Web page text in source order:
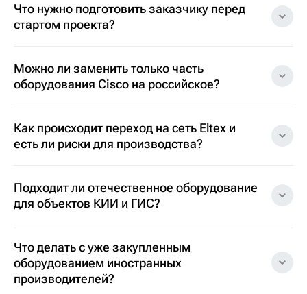
Что нужно подготовить заказчику перед
стартом проекта?
Можно ли заменить только часть
оборудования Cisco на российское?
Как происходит переход на сеть Eltex и
есть ли риски для производства?
Подходит ли отечественное оборудование
для объектов КИИ и ГИС?
Что делать с уже закупленным
оборудованием иностранных
производителей?